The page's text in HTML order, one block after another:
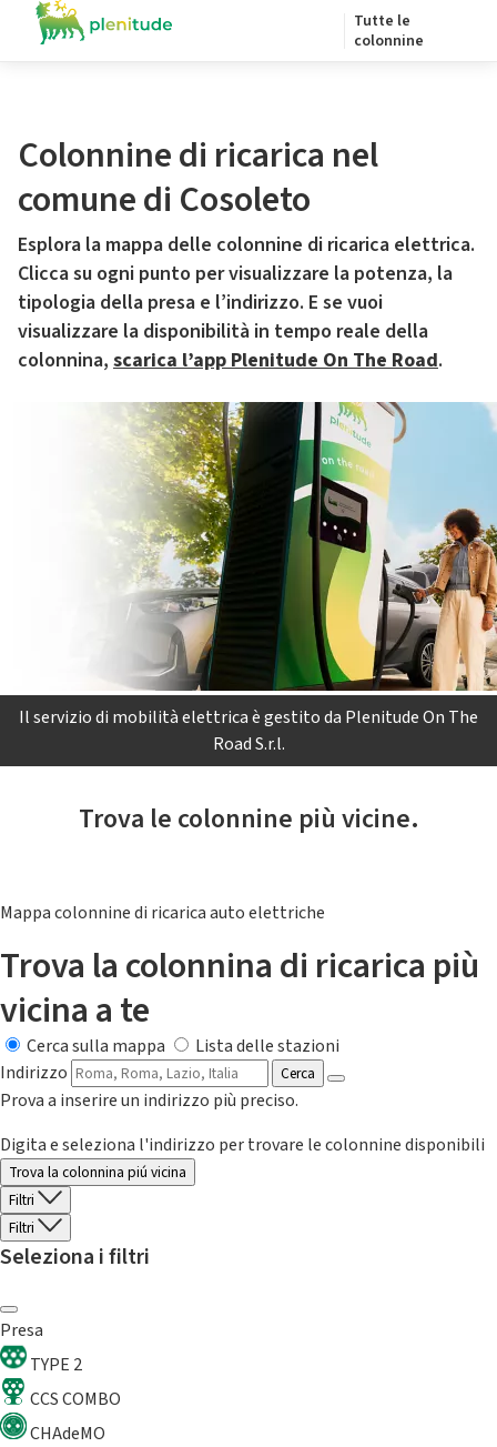
Tutte le
colonnine
Colonnine di ricarica nel
comune di Cosoleto
Esplora la mappa delle colonnine di ricarica elettrica.
Clicca su ogni punto per visualizzare la potenza, la
tipologia della presa e l’indirizzo. E se vuoi
visualizzare la disponibilità in tempo reale della
colonnina, scarica l’app Plenitude On The Road.
Il servizio di mobilità elettrica è gestito da Plenitude On The
Road S.r.l.
Trova le colonnine più vicine.
Mappa colonnine di ricarica auto elettriche
Trova la colonnina di ricarica più
vicina a te
Cerca sulla mappa
Lista delle stazioni
Indirizzo
Cerca
Prova a inserire un indirizzo più preciso.
Digita e seleziona l'indirizzo per trovare le colonnine disponibili
Trova la colonnina piú vicina
Filtri
Filtri
Seleziona i filtri
Presa
TYPE 2
CCS COMBO
CHAdeMO